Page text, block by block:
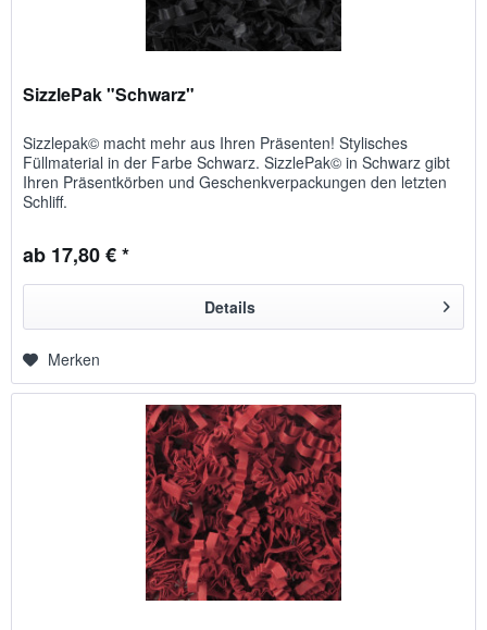
SizzlePak "Schwarz"
Sizzlepak© macht mehr aus Ihren Präsenten! Stylisches
Füllmaterial in der Farbe Schwarz. SizzlePak© in Schwarz gibt
Ihren Präsentkörben und Geschenkverpackungen den letzten
Schliff.
ab 17,80 € *
Details
Merken